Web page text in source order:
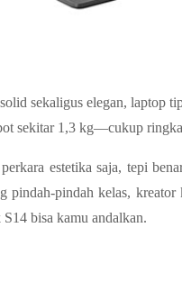
sekaligus elegan, laptop
sekitar 1,3 kg—cukup
estetika saja, tepi
pindah-pindah kelas,
bisa kamu andalkan.